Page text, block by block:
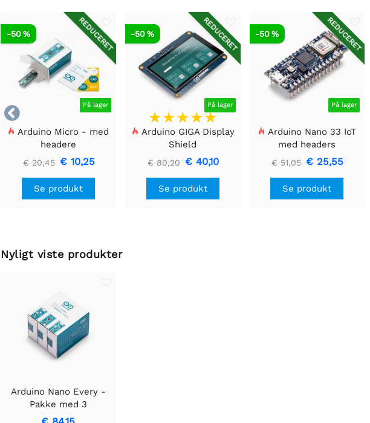

REDUCERET
På lager
-50 %
Arduino Micro - med
headere
€ 20,45 € 10,25
Se produkt
REDUCERET
På lager
-50 %
Arduino GIGA Display
Shield
€ 80,20 € 40,10
Se produkt
REDUCERET
På lager
-50 %
Arduino Nano 33 IoT
med headers
€ 51,05 € 25,55
Se produkt
Nyligt viste produkter
Arduino Nano Every -
Pakke med 3